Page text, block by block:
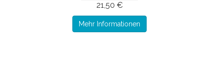
21,50 €
Mehr Informationen